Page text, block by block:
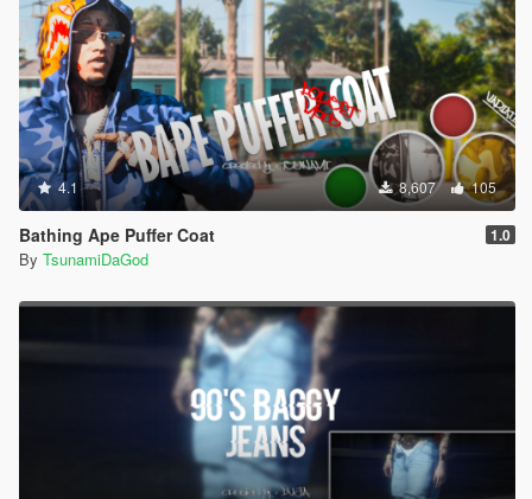
4.1 8,607 105
Bathing Ape Puffer Coat 1.0
By TsunamiDaGod